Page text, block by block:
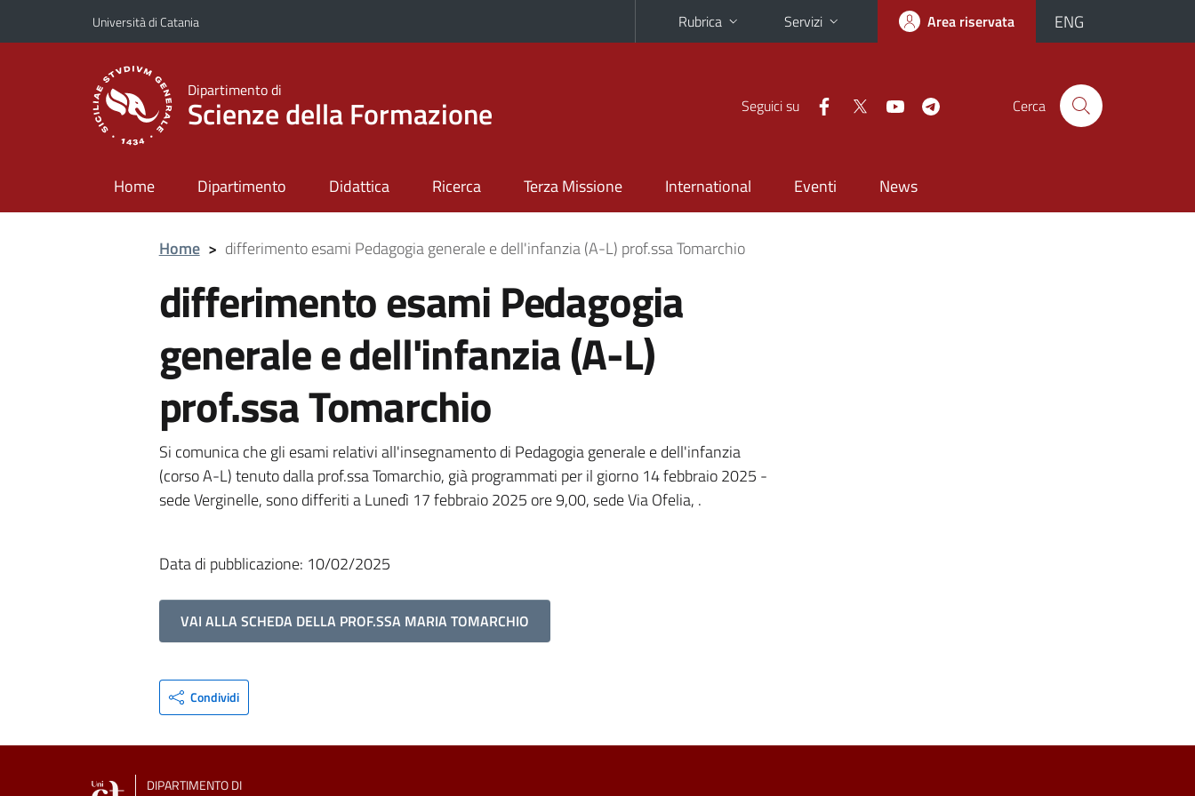
Vai al contenuto principale
Vai al menu di navigazione
Università di Catania Rubrica Servizi Area riservata ENG
Dipartimento di
Scienze della Formazione Seguici su Cerca
Home Dipartimento Didattica Ricerca Terza Missione International Eventi News
Home > differimento esami Pedagogia generale e dell'infanzia (A-L) prof.ssa Tomarchio
differimento esami Pedagogia
generale e dell'infanzia (A-L)
prof.ssa Tomarchio
Si comunica che gli esami relativi all'insegnamento di Pedagogia generale e dell'infanzia
(corso A-L) tenuto dalla prof.ssa Tomarchio, già programmati per il giorno 14 febbraio 2025 -
sede Verginelle, sono differiti a Lunedì 17 febbraio 2025 ore 9,00, sede Via Ofelia, .
Data di pubblicazione: 10/02/2025
VAI ALLA SCHEDA DELLA PROF.SSA MARIA TOMARCHIO
Condividi
DIPARTIMENTO DI